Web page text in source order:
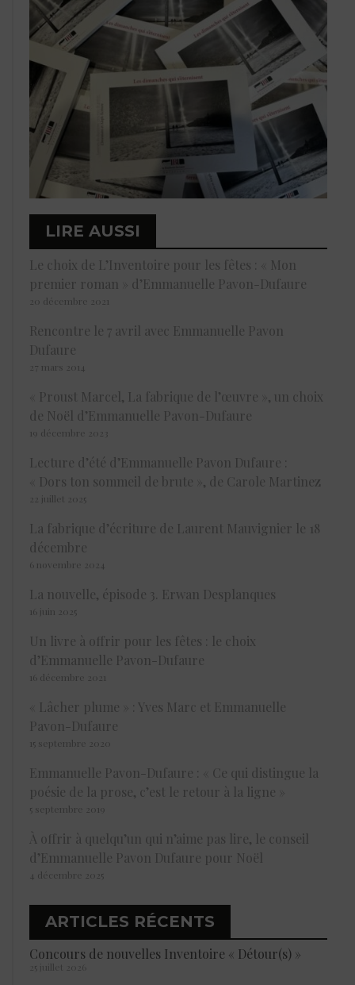
LIRE AUSSI
Le choix de L’Inventoire pour les fêtes : « Mon
premier roman » d’Emmanuelle Pavon-Dufaure
20 décembre 2021
Rencontre le 7 avril avec Emmanuelle Pavon
Dufaure
27 mars 2014
« Proust Marcel, La fabrique de l’œuvre », un choix
de Noël d’Emmanuelle Pavon-Dufaure
19 décembre 2023
Lecture d’été d’Emmanuelle Pavon Dufaure :
« Dors ton sommeil de brute », de Carole Martinez
22 juillet 2025
La fabrique d’écriture de Laurent Mauvignier le 18
décembre
6 novembre 2024
La nouvelle, épisode 3. Erwan Desplanques
16 juin 2025
Un livre à offrir pour les fêtes : le choix
d’Emmanuelle Pavon-Dufaure
16 décembre 2021
« Lâcher plume » : Yves Marc et Emmanuelle
Pavon-Dufaure
15 septembre 2020
Emmanuelle Pavon-Dufaure : « Ce qui distingue la
poésie de la prose, c’est le retour à la ligne »
5 septembre 2019
À offrir à quelqu’un qui n’aime pas lire, le conseil
d’Emmanuelle Pavon Dufaure pour Noël
4 décembre 2025
ARTICLES RÉCENTS
Concours de nouvelles Inventoire « Détour(s) »
25 juillet 2026